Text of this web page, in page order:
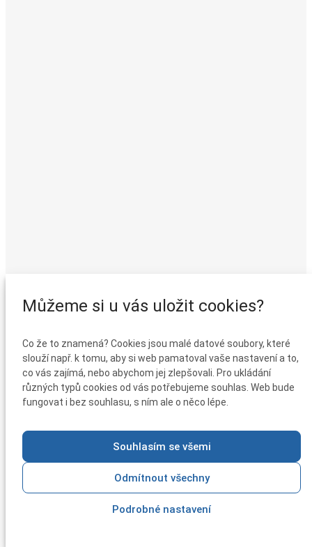
Můžeme si u vás uložit cookies?
Co že to znamená? Cookies jsou malé datové soubory, které
slouží např. k tomu, aby si web pamatoval vaše nastavení a to,
co vás zajímá, nebo abychom jej zlepšovali. Pro ukládání
různých typů cookies od vás potřebujeme souhlas. Web bude
fungovat i bez souhlasu, s ním ale o něco lépe.
Souhlasím se všemi
Odmítnout všechny
Podrobné nastavení